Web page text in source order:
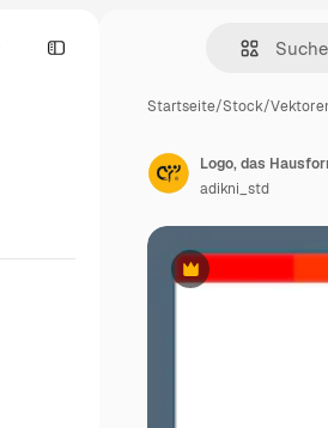
Startseite/Stock/
Premium
Logo, das
adikni_std